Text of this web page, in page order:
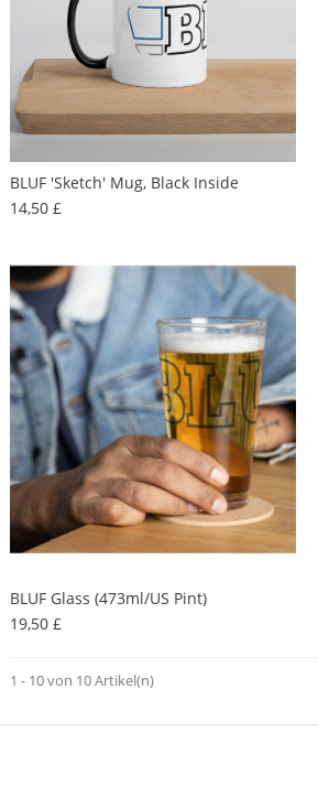
BLUF 'sketch' Mug, Black Inside
14,50 £Preis
BLUF Glass (473ml/US Pint)
19,50 £Preis
1 - 10 von 10 Artikel(n)